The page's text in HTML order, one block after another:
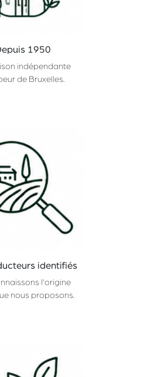
1950
indépendante
de Bruxelles.
identifiés
l'origine
nous proposons.